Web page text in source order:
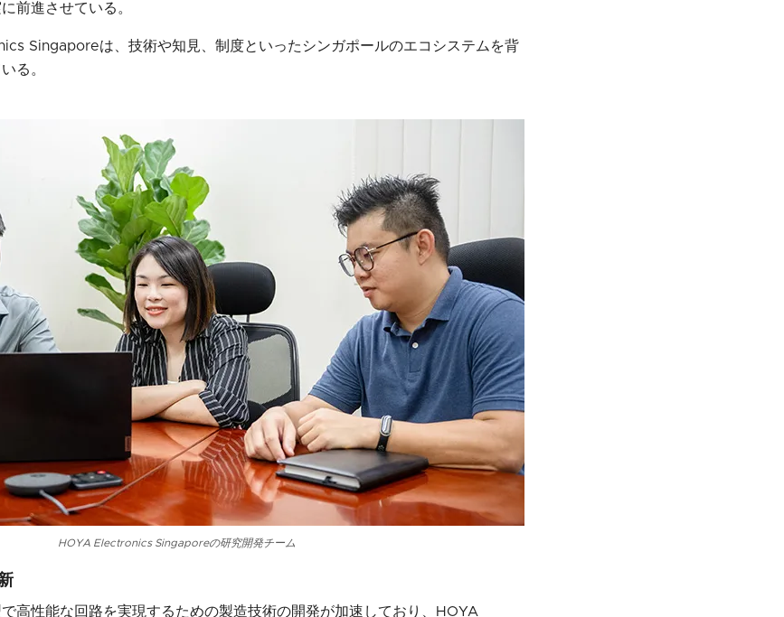
前進させている。
Singaporeは、技術や知見、制度といったシンガポールのエコシステムを背
る。
HOYA Electronics Singaporeの研究開発チーム
高性能な回路を実現するための製造技術の開発が加速しており、HOYA